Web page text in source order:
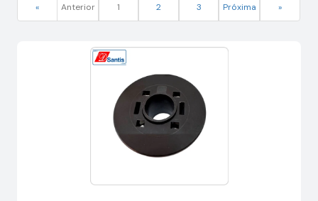
« Anterior 1 2 3 Próxima »